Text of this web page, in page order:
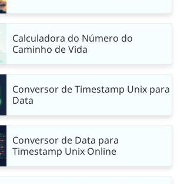
Calculadora do Número do
Caminho de Vida
Conversor de Timestamp Unix para
Data
Conversor de Data para
Timestamp Unix Online